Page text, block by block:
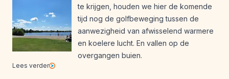
Weersverwachting
Weeruitleg
Weerverleden
te krijgen, houden we hier de komende
tijd nog de golfbeweging tussen de
aanwezigheid van afwisselend warmere
en koelere lucht. En vallen op de
overgangen buien.
Lees verder